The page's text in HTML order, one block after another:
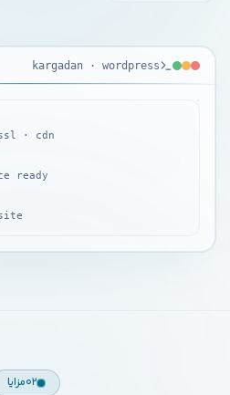
kargadan · wordpress
KARGADAN
·
WORDPRESS
· cdn
ready
۰۲مزایا